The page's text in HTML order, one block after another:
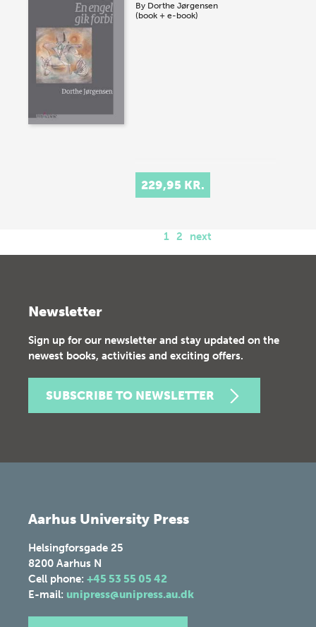
By Dorthe Jørgensen
(book + e-book)
229,95 KR.
1 2 next
Newsletter
Sign up for our newsletter and stay updated on the
newest books, activities and exciting offers.
SUBSCRIBE TO NEWSLETTER
Aarhus University Press
Helsingforsgade 25
8200 Aarhus N
Cell phone: +45 53 55 05 42
E-mail: unipress@unipress.au.dk